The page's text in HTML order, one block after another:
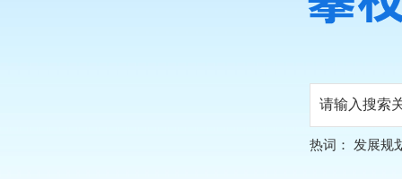
热词： 发展规